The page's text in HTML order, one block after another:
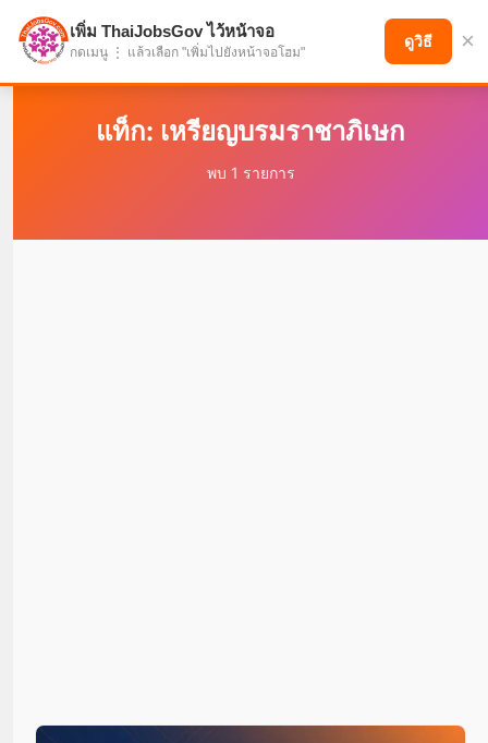
แบ่งปันโอกาส เพื่ออนาคตที่ก้าวหน้า
แท็ก: เหรียญบรมราชาภิเษก
พบ 1 รายการ
เพิ่ม ThaiJobsGov ไว้หน้าจอ
กดเมนู ⋮ แล้วเลือก "เพิ่มไปยังหน้าจอโฮม"
ดูวิธี ×